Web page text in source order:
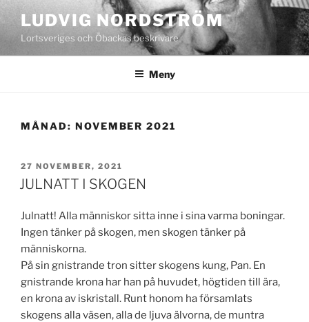
Hoppa
till
innehåll
LUDVIG NORDSTRÖM
Lortsveriges och Öbackas beskrivare
Meny
MÅNAD: NOVEMBER 2021
PUBLICERAT
27 NOVEMBER, 2021
JULNATT I SKOGEN
Julnatt! Alla människor sitta inne i sina varma boningar.
Ingen tänker på skogen, men skogen tänker på
människorna.
På sin gnistrande tron sitter skogens kung, Pan. En
gnistrande krona har han på huvudet, högtiden till ära,
en krona av iskristall. Runt honom ha församlats
skogens alla väsen, alla de ljuva älvorna, de muntra